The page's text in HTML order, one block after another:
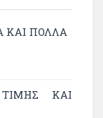
ΚΑΙ ΠΟΛΛΆ
ΚΑΙ